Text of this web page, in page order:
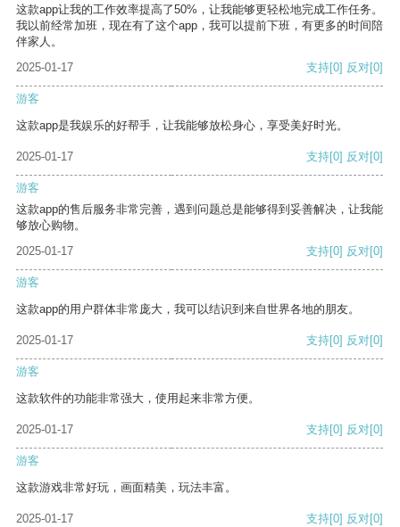
这款app让我的工作效率提高了50%，让我能够更轻松地完成工作任务。
我以前经常加班，现在有了这个app，我可以提前下班，有更多的时间陪
伴家人。
2025-01-17
支持[0] 反对[0]
游客
这款app是我娱乐的好帮手，让我能够放松身心，享受美好时光。
2025-01-17 支持[0] 反对[0]
游客
这款app的售后服务非常完善，遇到问题总是能够得到妥善解决，让我能
够放心购物。
2025-01-17
支持[0] 反对[0]
游客
这款app的用户群体非常庞大，我可以结识到来自世界各地的朋友。
2025-01-17 支持[0] 反对[0]
游客
这款软件的功能非常强大，使用起来非常方便。
2025-01-17 支持[0] 反对[0]
游客
这款游戏非常好玩，画面精美，玩法丰富。
2025-01-17 支持[0] 反对[0]